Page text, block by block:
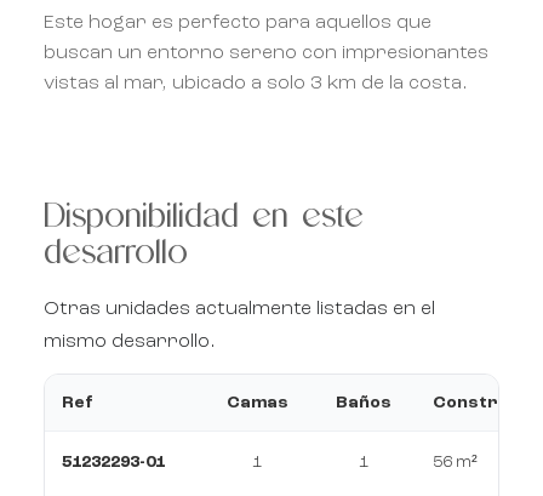
Este hogar es perfecto para aquellos que
buscan un entorno sereno con impresionantes
vistas al mar, ubicado a solo 3 km de la costa.
Disponibilidad en este
desarrollo
Otras unidades actualmente listadas en el
mismo desarrollo.
Ref Camas Baños
51232293-01 1 1 56 m²